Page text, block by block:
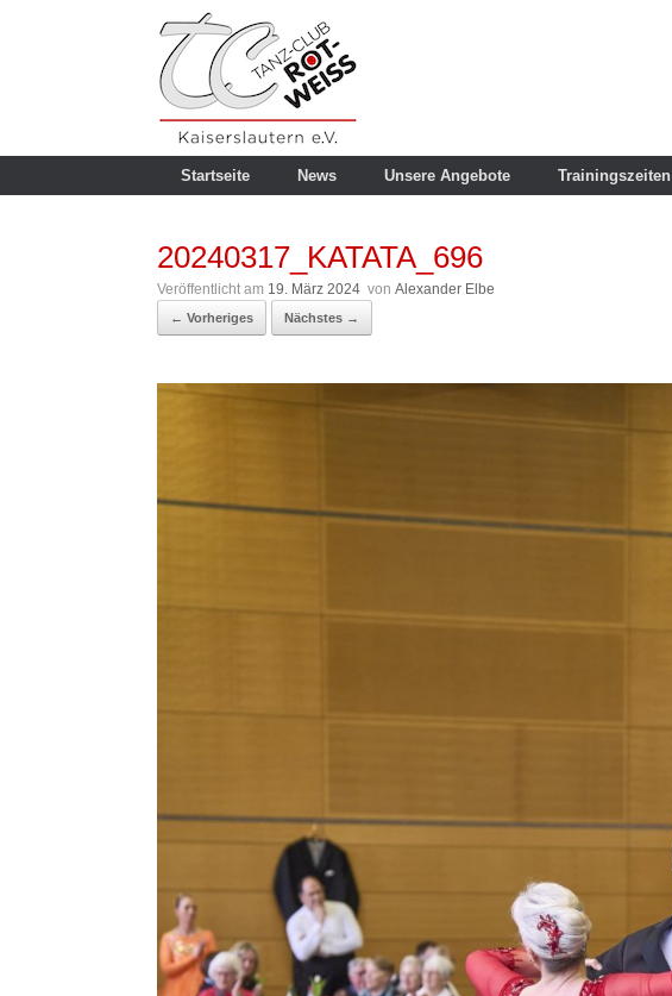
Startseite News Unsere Angebote Trainingszeiten
20240317_KATATA_696
Veröffentlicht am 19. März 2024 von Alexander Elbe
← Vorheriges Nächstes →